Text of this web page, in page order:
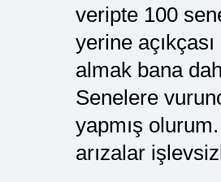
veripte 100
yerine
almak bana
Senelere
yapmış
arızalar